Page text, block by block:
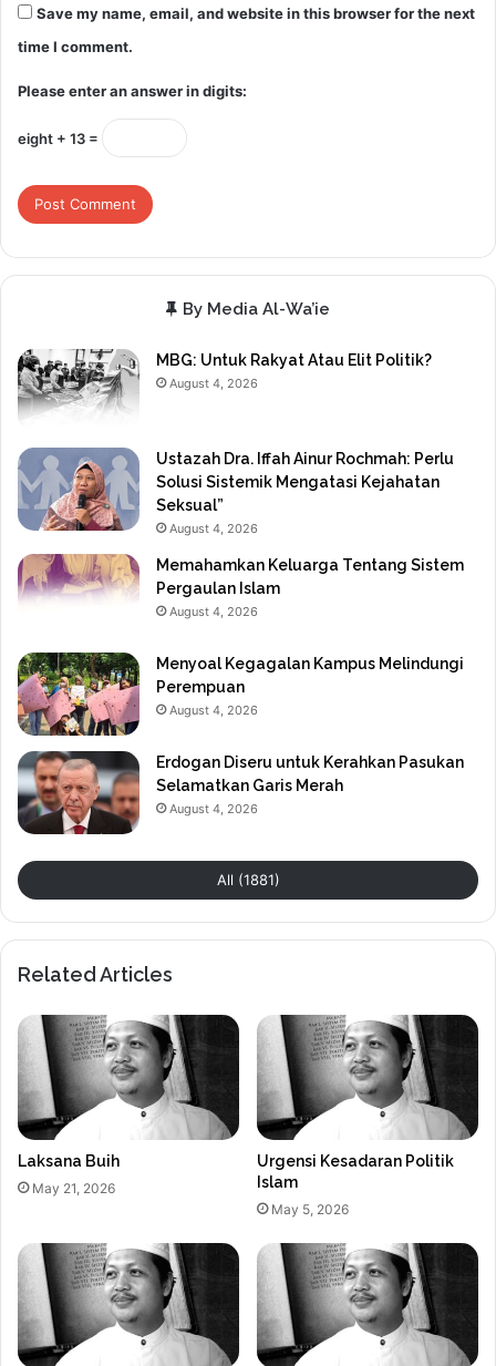
Save my name, email, and website in this browser for the next
time I comment.
Please enter an answer in digits:
eight + 13 =
By Media Al-Wa’ie
MBG: Untuk Rakyat Atau Elit Politik?
August 4, 2026
Ustazah Dra. Iffah Ainur Rochmah: Perlu
Solusi Sistemik Mengatasi Kejahatan
Seksual”
August 4, 2026
Memahamkan Keluarga Tentang Sistem
Pergaulan Islam
August 4, 2026
Menyoal Kegagalan Kampus Melindungi
Perempuan
August 4, 2026
Erdogan Diseru untuk Kerahkan Pasukan
Selamatkan Garis Merah
August 4, 2026
All (1881)
Related Articles
Laksana Buih
May 21, 2026
Urgensi Kesadaran Politik
Islam
May 5, 2026